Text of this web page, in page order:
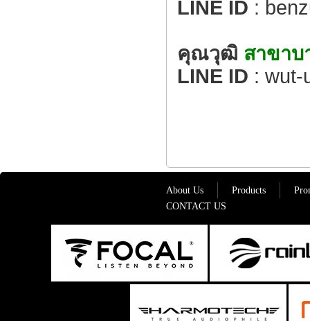
LINE ID :
คุณวุฒิ สาขาบ
LINE ID : wut-
About Us Products
CONTACT US